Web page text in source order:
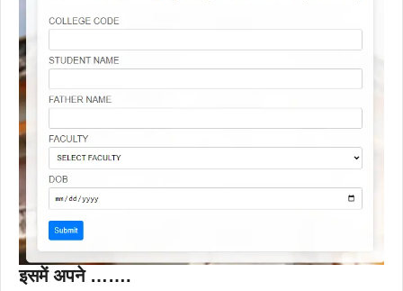
इसमें अपने …….